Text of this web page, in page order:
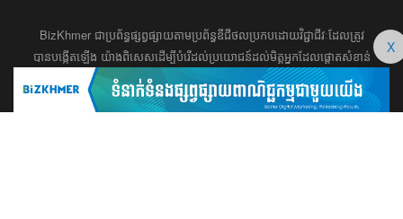
BizKhmer ​ជា​​ប្រព័ន្ធ​ផ្សព្វផ្សាយ​តាម​ប្រព័ន្ធ​ឌីជីថល​​​ប្រកប​ដោយ​វិជ្ជាជីវៈ​ដែល​​​ត្រូវ​
បាន​បង្កើតឡើង យ៉ាង​ពិសេស​​ដើម្បី​បំរើ​ដល់​ប្រយោជន៍​​​ដល់​មិត្ត​អ្នក​ដែល​ផ្ដោត​សំខាន់​
ទៅ​លើ​អត្ថបទ​ សហគ្រិន​ភាព អប់រំ ​​អាជីវកម្ម​ ​ការ​វិនិយោគ​ ​អភិវឌ្ឍន៍​អាជីព​ និង​
អចលនទ្រព្យ។ ​ក្រុម​​ការងារ​របស់​យើង​ ​​ មាន​ឆន្ទៈ​​មុតមាំ​​​ក្នុង​​ការ​សរសេរ​​អត្ថបទ​​ ដែល​
X